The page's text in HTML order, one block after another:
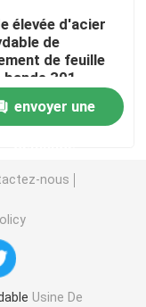
à froid
élevée d'acier
de
de feuille
bande 301
inoxydable de
350mm
envoyer une
nous
Usine De